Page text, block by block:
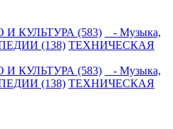
КУЛЬТУРА (583)
- Музыка,
(138) ТЕХНИЧЕСКАЯ
КУЛЬТУРА (583)
- Музыка,
(138) ТЕХНИЧЕСКАЯ